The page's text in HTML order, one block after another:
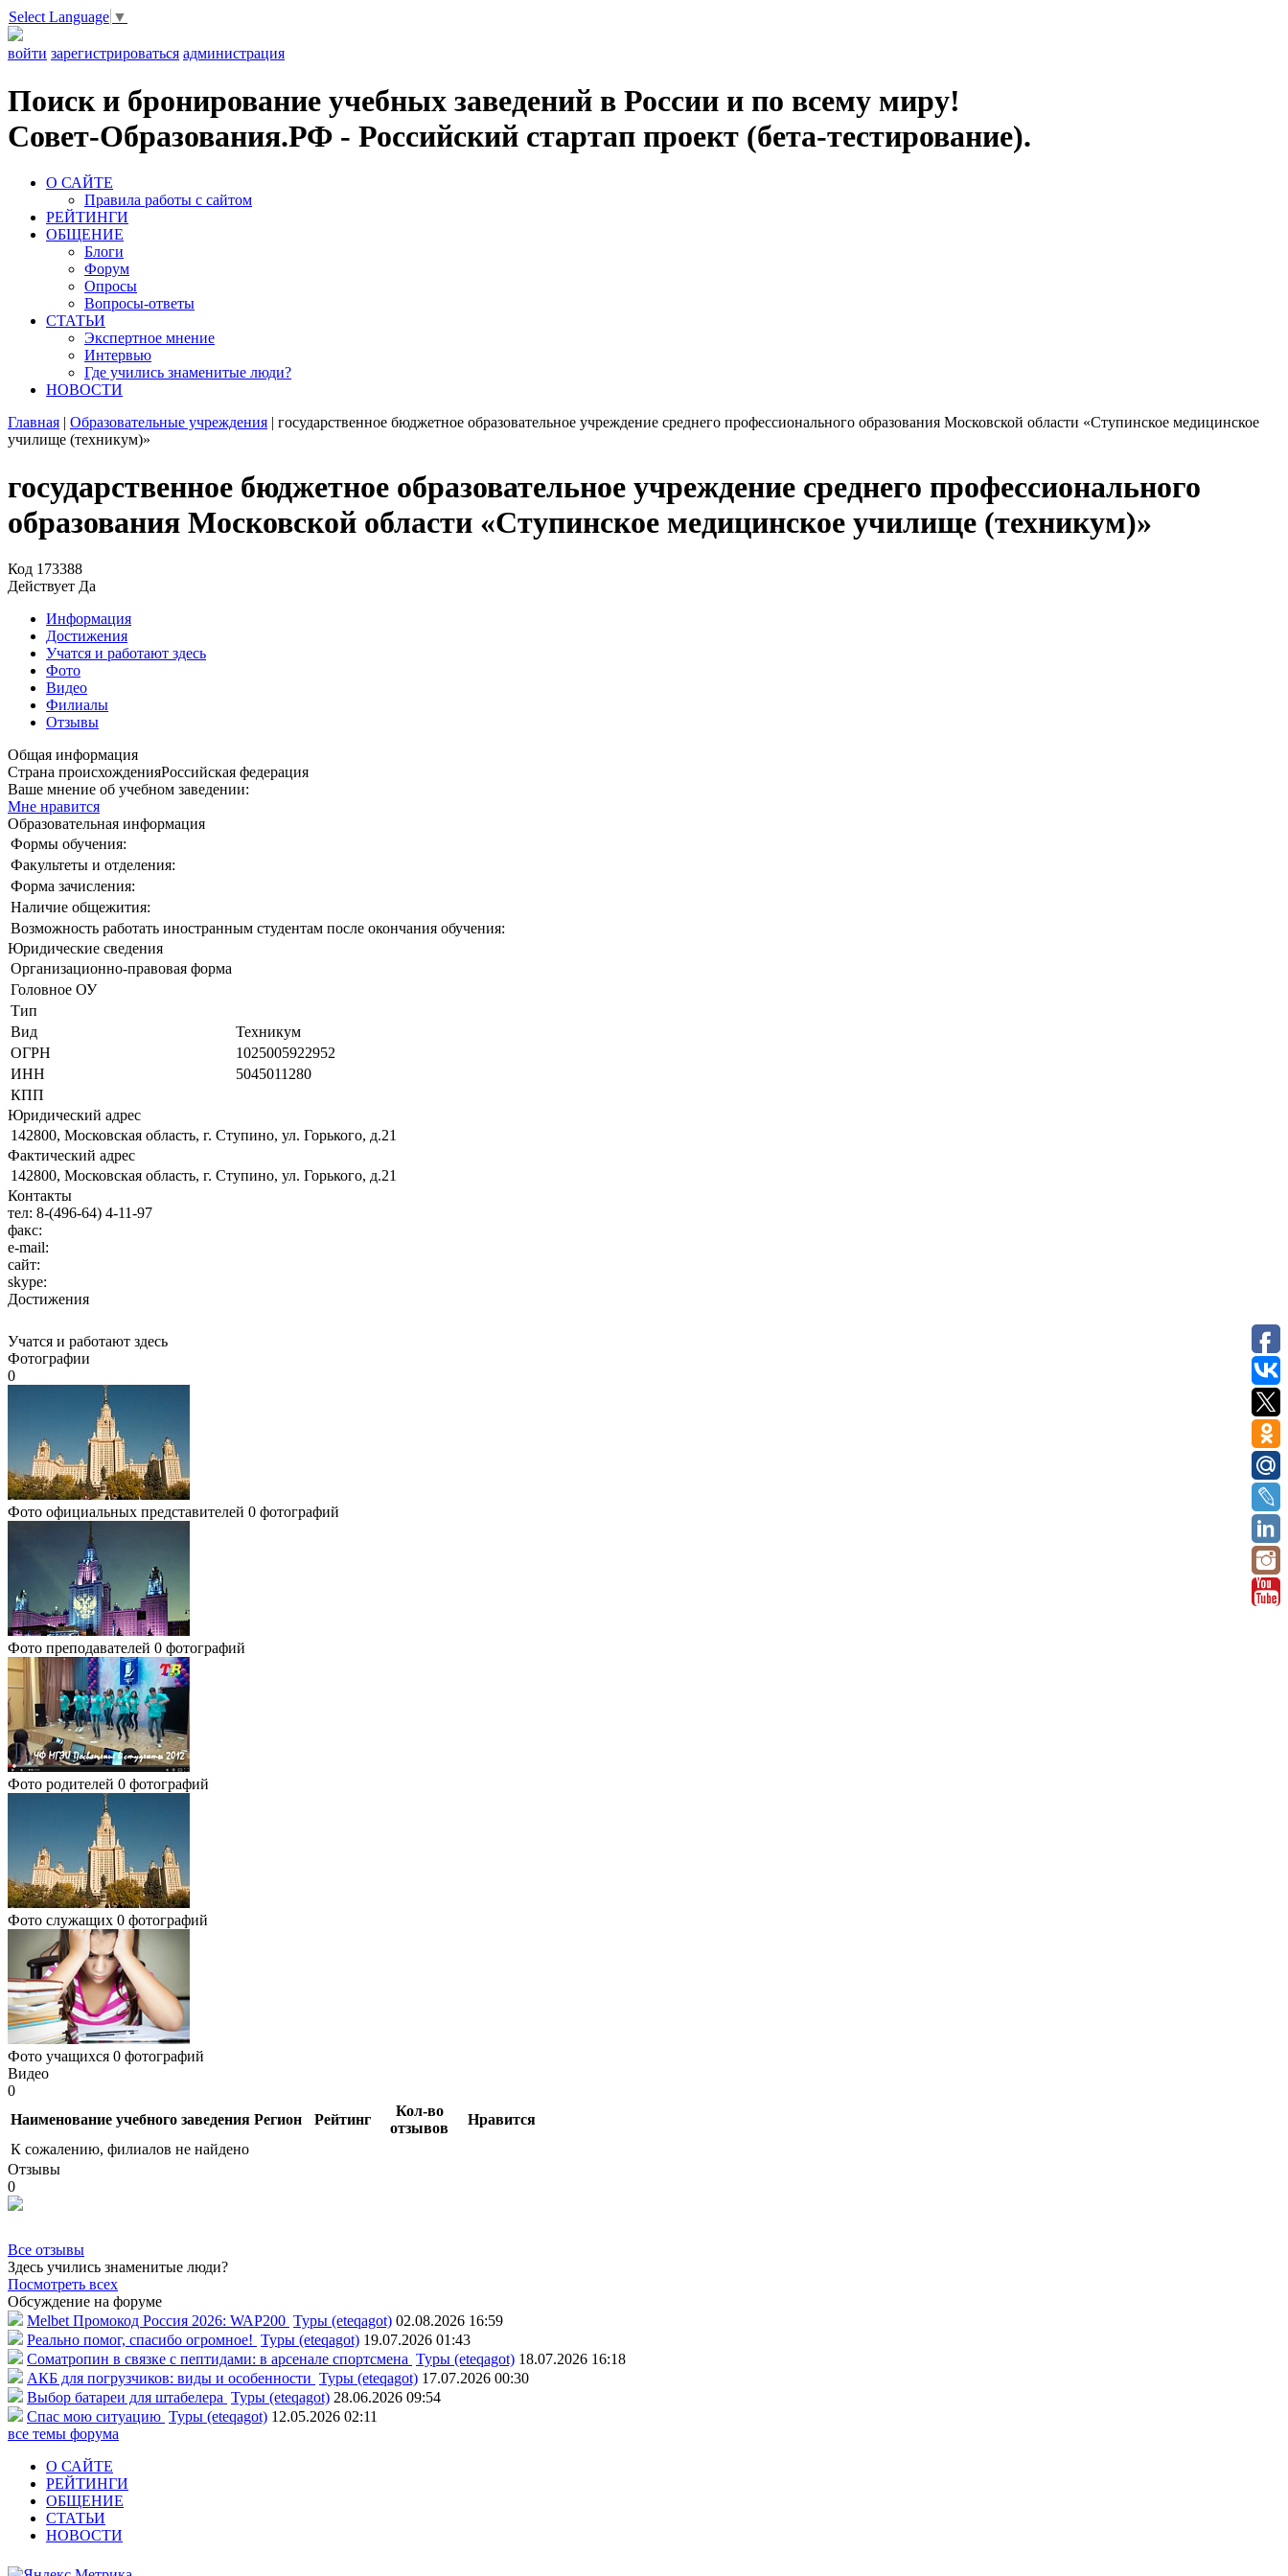
Select Language ▼
войти зарегистрироваться администрация
Поиск и бронирование учебных заведений в России и по всему миру!
Совет-Образования.РФ - Российский стартап проект (бета-тестирование).
О САЙТЕ
Правила работы с сайтом
РЕЙТИНГИ
ОБЩЕНИЕ
Блоги
Форум
Опросы
Вопросы-ответы
СТАТЬИ
Экспертное мнение
Интервью
Где учились знаменитые люди?
НОВОСТИ
Главная | Образовательные учреждения | государственное бюджетное образовательное учреждение среднего профессионального образования Московской области «Ступинское медицинское
училище (техникум)»
государственное бюджетное образовательное учреждение среднего профессионального
образования Московской области «Ступинское медицинское училище (техникум)»
Код 173388
Действует Да
Информация
Достижения
Учатся и работают здесь
Фото
Видео
Филиалы
Отзывы
Общая информация
Страна происхожденияРоссийская федерация
Ваше мнение об учебном заведении:
Мне нравится
Образовательная информация
Формы обучения:
Факультеты и отделения:
Форма зачисления:
Наличие общежития:
Возможность работать иностранным студентам после окончания обучения:
Юридические сведения
Организационно-правовая форма
Головное ОУ
Тип
Вид
Техникум
ОГРН
1025005922952
ИНН
5045011280
КПП
Юридический адрес
142800, Московская область, г. Ступино, ул. Горького, д.21
Фактический адрес
142800, Московская область, г. Ступино, ул. Горького, д.21
Контакты
тел: 8-(496-64) 4-11-97
факс:
e-mail:
сайт:
skype:
Достижения
Учатся и работают здесь
Фотографии
0
Фото официальных представителей 0 фотографий
Фото преподавателей 0 фотографий
Фото родителей 0 фотографий
Фото служащих 0 фотографий
Фото учащихся 0 фотографий
Видео
0
Наименование учебного заведения Регион Рейтинг
Кол-во
отзывов
Нравится
К сожалению, филиалов не найдено
Отзывы
0
Все отзывы
Здесь учились знаменитые люди?
Посмотреть всех
Обсуждение на форуме
Melbet Промокод Россия 2026: WAP200 Туры (eteqagot) 02.08.2026 16:59
Реально помог, спасибо огромное! Туры (eteqagot) 19.07.2026 01:43
Соматропин в связке с пептидами: в арсенале спортсмена Туры (eteqagot) 18.07.2026 16:18
АКБ для погрузчиков: виды и особенности Туры (eteqagot) 17.07.2026 00:30
Выбор батареи для штабелера Туры (eteqagot) 28.06.2026 09:54
Спас мою ситуацию Туры (eteqagot) 12.05.2026 02:11
все темы форума
О САЙТЕ
РЕЙТИНГИ
ОБЩЕНИЕ
СТАТЬИ
НОВОСТИ